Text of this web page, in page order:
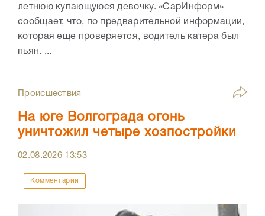
летнюю купающуюся девочку. «СарИнформ»
сообщает, что, по предварительной информации,
которая еще проверяется, водитель катера был
пьян. ...
Происшествия
На юге Волгограда огонь
уничтожил четыре хозпостройки
02.08.2026 13:53
Комментарии